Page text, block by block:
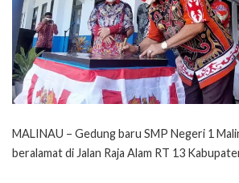
MALINAU – Gedung baru SMP Negeri 1
beralamat di Jalan Raja Alam RT 13